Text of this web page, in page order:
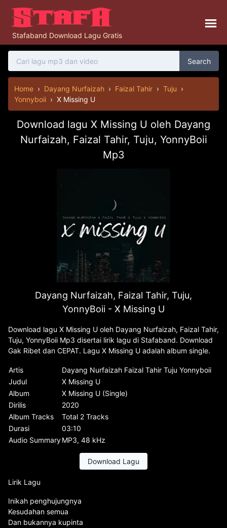
Stafaband Download Lagu Gratis
Search
Home › Dayang Nurfaizah › Faizal Tahir › Tuju ›
Yonnyboii › X Missing U
Download lagu X Missing U oleh Dayang
Nurfaizah, Faizal Tahir, Tuju, YonnyBoii
Mp3
Dayang Nurfaizah, Faizal Tahir, Tuju,
YonnyBoii - X Missing U
Download lagu X Missing U oleh Dayang Nurfaizah, Faizal Tahir,
Tuju, YonnyBoii Mp3 disertai lirik lagu di Stafaband. Download
Gak Ribet dan CEPAT. Lagu X Missing U adalah album single.
Artis
Dayang Nurfaizah Faizal Tahir Tuju Yonnyboii
Judul
X Missing U
Album
X Missing U (Single)
Dirilis
2020
Album Tracks
Total 2 Tracks
Durasi
03:10
Audio SummaryMP3, 48 kHz
Download Lagu
Lirik Lagu
Inikah penghujungnya
Kesudahan semua
Dan bukannya kupinta